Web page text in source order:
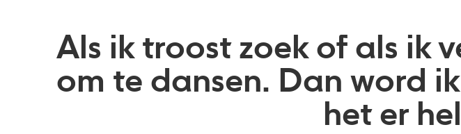
Als ik troost zoek of als ik
om te dansen. Dan word
het er